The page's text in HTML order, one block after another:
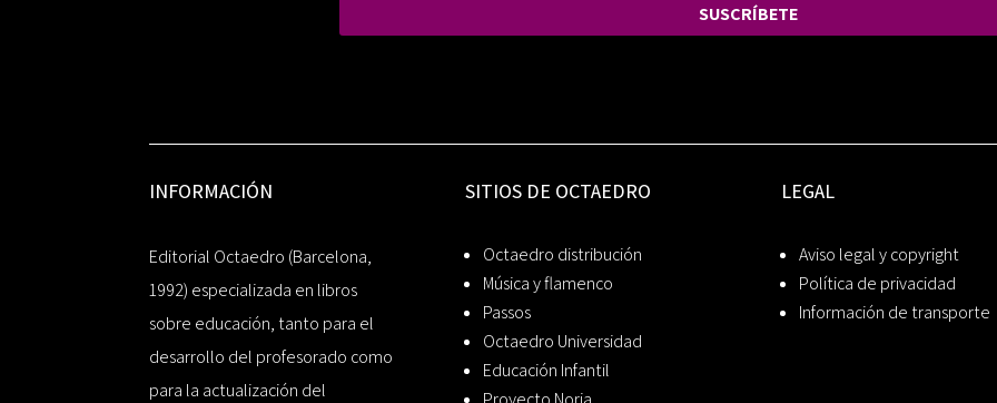
SUSCRÍBETE
INFORMACIÓN
Editorial Octaedro (Barcelona,
1992) especializada en libros
sobre educación, tanto para el
desarrollo del profesorado como
para la actualización del
SITIOS DE OCTAEDRO
Octaedro distribución
Música y flamenco
Passos
Octaedro Universidad
Educación Infantil
LEGAL
Aviso legal y copyright
Política de privacidad
Información de transporte